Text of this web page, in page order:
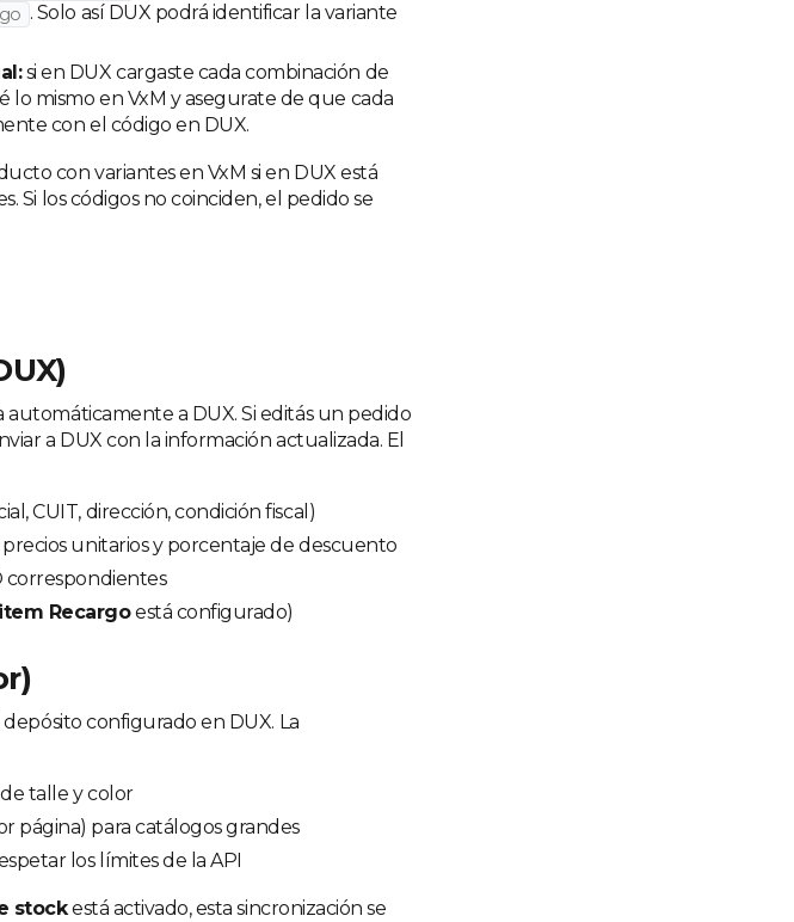
. Solo así DUX podrá identificar la variante
si en DUX cargaste cada combinación de
mismo en VxM y asegurate de que cada
con el código en DUX.
con variantes en VxM si en DUX está
Si los códigos no coinciden, el pedido se
a DUX. Si editás un pedido
a DUX con la información actualizada. El
CUIT, dirección, condición fiscal)
unitarios y porcentaje de descuento
correspondientes
Recargoestá configurado)
configurado en DUX. La
talle y color
página) para catálogos grandes
los límites de la API
stockestá activado, esta sincronización se